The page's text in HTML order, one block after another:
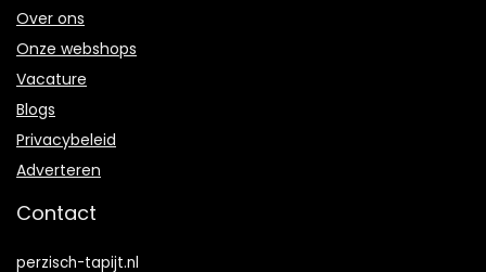
Over ons
Onze webshops
Vacature
Blogs
Privacybeleid
Adverteren
Contact
perzisch-tapijt.nl